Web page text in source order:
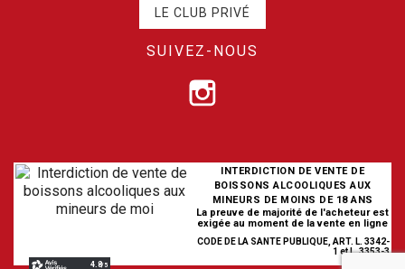
LE CLUB PRIVÉ
SUIVEZ-NOUS
INTERDICTION DE VENTE DE
BOISSONS ALCOOLIQUES AUX
MINEURS DE MOINS DE 18 ANS
La preuve de majorité de l'acheteur est
exigée au moment de la vente en ligne
CODE DE LA SANTE PUBLIQUE, ART. L. 3342-
1 et L. 3353-3